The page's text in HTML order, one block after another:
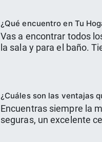
¿Qué encuentro en Tu
Vas a encontrar todos
la sala y para el baño.
¿Cuáles son las ventajas
Encuentras siempre la
seguras, un excelente